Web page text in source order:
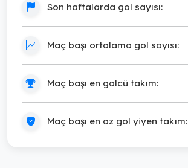
Son haftalarda gol sayısı:
Maç başı ortalama gol sayısı:
Maç başı en golcü takım:
Maç başı en az gol yiyen takım: